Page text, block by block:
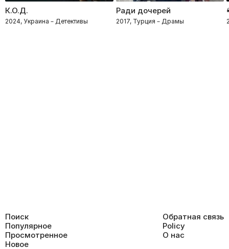
К.О.Д.
2024, Украина – Детективы
Ради дочерей
2017, Турция – Драмы
Поиск
Популярное
Просмотренное
Новое
Обратная связь
Policy
О нас